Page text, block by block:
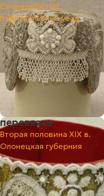
Олонецкая губ.,
Каргопольский уезд
перевязка
Вторая половина XIX в.
Олонецкая губерния